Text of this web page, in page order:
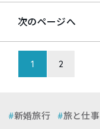
1 2
次のページへ
新婚旅行 旅と仕事